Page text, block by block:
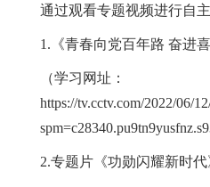
通过观看专题视频进行自
1.《青春向党百年路 奋进
（学习网址：
https://tv.cctv.com/2022/06/
2.专题片《功勋闪耀新时代